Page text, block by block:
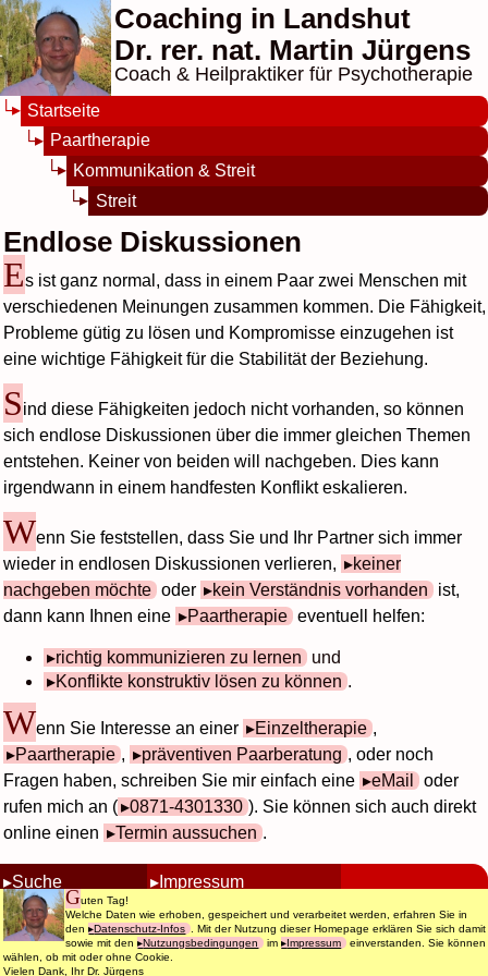
Coaching in Landshut
Dr. rer. nat. Martin Jürgens
Coach & Heilpraktiker für Psychotherapie
Startseite
Paartherapie
Kommunikation & Streit
Streit
Endlose Diskussionen
Es ist ganz normal, dass in einem Paar zwei Menschen mit
verschiedenen Meinungen zusammen kommen. Die Fähigkeit,
Probleme gütig zu lösen und Kompromisse einzugehen ist
eine wichtige Fähigkeit für die Stabilität der Beziehung.
Sind diese Fähigkeiten jedoch nicht vorhanden, so können
sich endlose Diskussionen über die immer gleichen Themen
entstehen. Keiner von beiden will nachgeben. Dies kann
irgendwann in einem handfesten Konflikt eskalieren.
Wenn Sie feststellen, dass Sie und Ihr Partner sich immer
wieder in endlosen Diskussionen verlieren,
keiner
nachgeben möchte oder kein Verständnis vorhanden ist,
dann kann Ihnen eine
Paartherapie eventuell helfen:
richtig kommunizieren zu lernen und
Konflikte konstruktiv lösen zu können .
Wenn Sie Interesse an einer Einzeltherapie ,
Paartherapie , präventiven Paarberatung , oder noch
Fragen haben, schreiben Sie mir einfach eine
eMail
oder
rufen mich an (
0871-4301330 ). Sie können sich auch direkt
online einen
Termin aussuchen .
Suche
Kontaktdaten
Terminbuchung
Impressum
Datenschutz
Nutzungsbedingungen
Dr. Martin Jürgens
All Rights Reserved.
Guten Tag!
Welche Daten wie erhoben, gespeichert und verarbeitet werden, erfahren Sie in
den Datenschutz-Infos
. Mit der Nutzung dieser Homepage erklären Sie sich damit
sowie mit den Nutzungsbedingungen im Impressum
einverstanden. Sie können
wählen, ob mit oder ohne Cookie.
Vielen Dank, Ihr Dr. Jürgens